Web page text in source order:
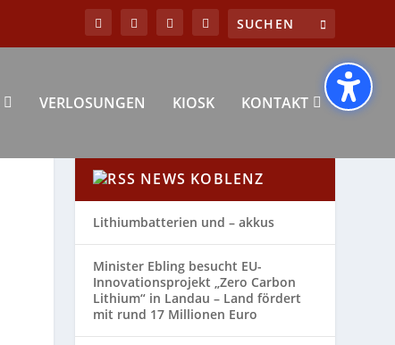
VERLOSUNGEN KIOSK KONTAKT
NEWS KOBLENZ
Lithiumbatterien und – akkus
Minister Ebling besucht EU-
Innovationsprojekt „Zero Carbon
Lithium“ in Landau – Land fördert
mit rund 17 Millionen Euro